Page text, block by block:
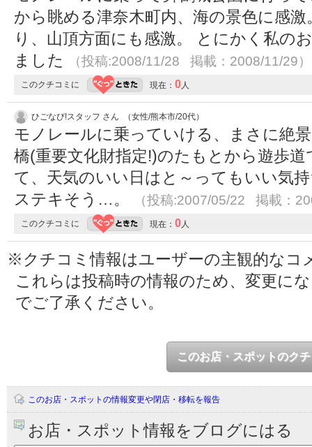
から眺める津奈木町内、海の景色に感
り、山頂方面にも感激。 とにかく私の
ました
（投稿:2008/11/28 掲載：2008/11/29）
このクチコミに 現在： 0 人
ひごなび!スタッフ さん （女性/熊本市/20代）
モノレールに乗っていける、まさに絶
橋(重要文化財指定!)のたもとから遊歩
て、天気のいい日はと～ってもいい気
ステキそう…。
（投稿:2007/05/22 掲載：
このクチコミに 現在： 0 人
※クチコミ情報はユーザーの主観的なコ
これらは投稿時の情報のため、変更に
でご了承ください。
このお店・スポットのク
このお店・スポットの情報変更や閉店・移転を報告
お店・スポット情報をブログにはる